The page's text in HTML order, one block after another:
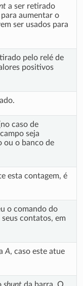
a ser retirado
aumentar o
ser usados para
pelo relé de
positivos
caso de
seja
ou o banco de
esta contagem, é
o comando do
contatos, em
A, caso este atue